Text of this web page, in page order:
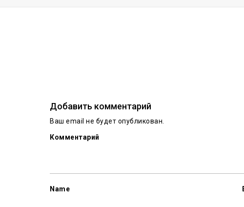
Добавить комментарий
Ваш email не будет опубликован.
Комментарий
Name